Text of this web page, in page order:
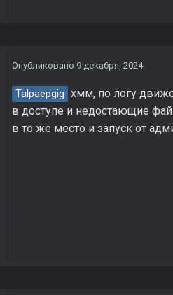
Опубликовано 9 декабря, 2024
Talpaepgig хмм, по логу
в доступе и недостающие
в то же место и запуск от